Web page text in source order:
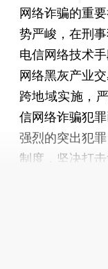
网络诈骗的重
势严峻，在刑
电信网络技术
网络黑灰产业
跨地域实施，
信网络诈骗犯
强烈的突出犯
制度，坚决打